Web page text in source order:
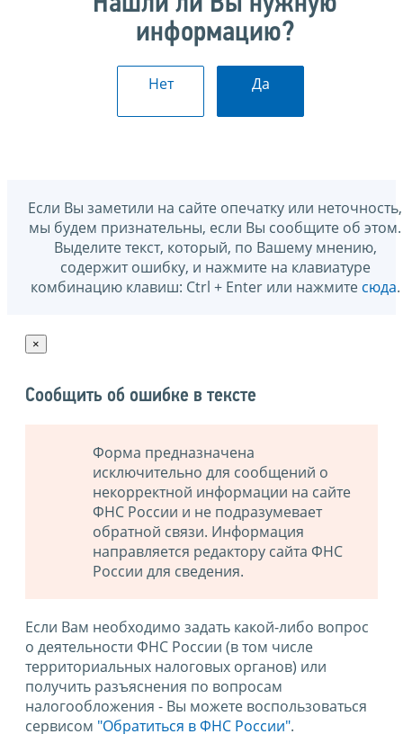
информацию?
Нет Да
Если Вы заметили на сайте опечатку или неточность,
мы будем признательны, если Вы сообщите об этом.
Выделите текст, который, по Вашему мнению,
содержит ошибку, и нажмите на клавиатуре
комбинацию клавиш: Ctrl + Enter или нажмите сюда.
×
Сообщить об ошибке в тексте
Форма предназначена
исключительно для сообщений о
некорректной информации на сайте
ФНС России и не подразумевает
обратной связи. Информация
направляется редактору сайта ФНС
России для сведения.
Если Вам необходимо задать какой-либо вопрос
о деятельности ФНС России (в том числе
территориальных налоговых органов) или
получить разъяснения по вопросам
налогообложения - Вы можете воспользоваться
сервисом "Обратиться в ФНС России".